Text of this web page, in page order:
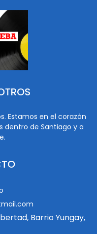
Estamos en el corazón
dentro de Santiago y a
Barrio Yungay,